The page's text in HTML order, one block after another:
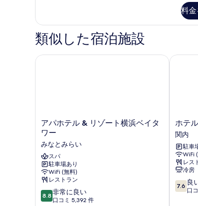
煙
の
べ
を
表
示
す
る
用
禁
煙
詳
の
写
真
を
細
料
類似した宿泊施設
ア
パ
ホ
テ
ル
&
リ
ゾ
ー
ト
アパホテル & リゾート横浜ベイタ
ワー
みなとみらい
スパ
駐車場あり
WiFi (無料)
レストラン
10
段
8.8 非常に良い
口コミ 5,392 件
アパホテル & リゾート横浜ベイタワー
ホ
テ
ル
ア
イ
マ
ー
レ
横
ホテ
関内
駐車
WiFi
レス
冷房
10
段
7.6 良
口
ホテル